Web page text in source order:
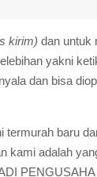
kirim) dan untuk
yakni
dan bisa
termurah baru
kami adalah